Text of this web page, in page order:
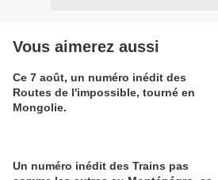
Vous aimerez aussi
Ce 7 août, un numéro inédit des
Routes de l'impossible, tourné en
Mongolie.
Un numéro inédit des Trains pas